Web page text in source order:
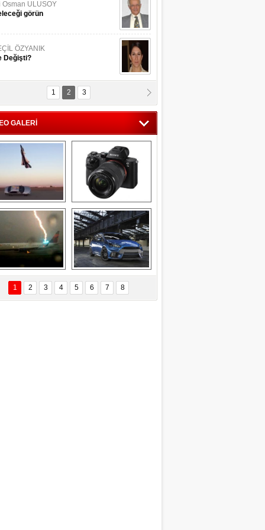
Osman ULUSOY
görün
ÖZYANIK
Değişti?
KÖYATASI
Vatan !
1 2 3
GALERİ
Savaş uçağı
pilotundan
muhteşem gösteri
Sony Alpha 7R II ön
inceleme
Delta uçağına
yıldırım çarptı
Ford Focus RS
(2015)
1 2 3 4 5 6 7 8